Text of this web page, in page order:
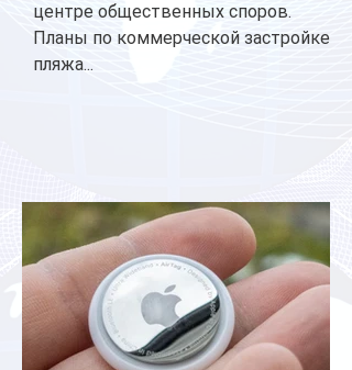
центре общественных споров.
Планы по коммерческой застройке
пляжа...